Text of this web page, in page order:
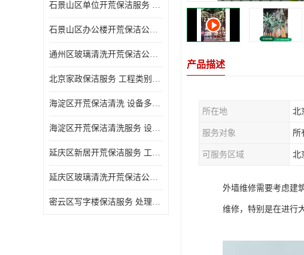
石景山区单位开荒保洁服务 省心省力 便于人员尽快入住
石景山区办公楼开荒保洁公司 设备多样 清洁知识全面
通州区玻璃清洗开荒保洁公司电话 省心省力 有效消除隐患
北京家政保洁服务 工程类别多 有效消除隐患
海淀区开荒保洁清洗 设备多样 避免会留下卫生死角
海淀区开荒保洁清洗服务 设备多样 清洁知识全面
延庆区新居开荒保洁服务 工程类别多 避免会留下卫生死角
延庆区玻璃清洗开荒保洁公司电话 处理细致 清洁知识全面
密云区写字楼保洁服务 处理细致 避免会留下卫生死角
产品描述
所在地 北
服务对象 所
可服务区域 北
外墙维修需要考虑建
维修，特别是在进行